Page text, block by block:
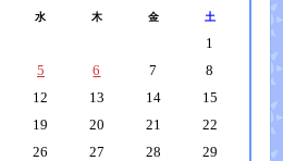
水 木 金 土
1
5 6 7
8
12 13 14
15
19 20 21
22
26 27 28
29